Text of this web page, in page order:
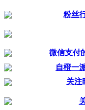
粉丝
微信支付
自橙一
关注